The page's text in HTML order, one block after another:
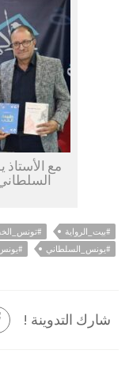
مع
#بيت_الرواية
#يونس_السلطاني
شارك التدوينة !